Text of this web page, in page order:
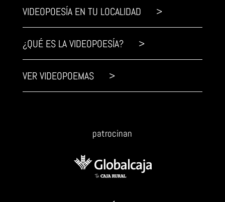
VIDEOPOESÍA EN TU LOCALIDAD >
¿QUÉ ES LA VIDEOPOESÍA? >
VER VIDEOPOEMAS >
patrocinan